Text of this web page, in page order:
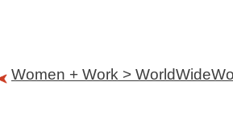
Women + Work >